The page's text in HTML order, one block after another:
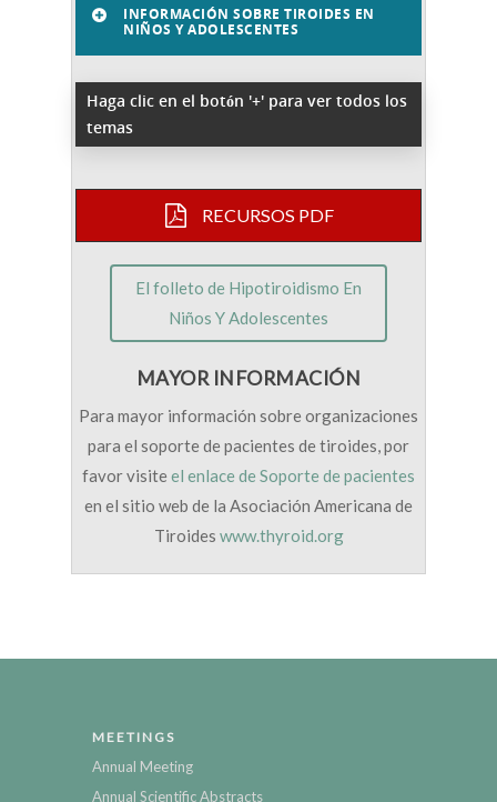
INFORMACIÓN SOBRE TIROIDES EN
NIÑOS Y ADOLESCENTES
Haga clic en el botón '+' para ver todos los
temas
RECURSOS PDF
El folleto de Hipotiroidismo En
Niños Y Adolescentes
MAYOR INFORMACIÓN
Para mayor información sobre organizaciones
para el soporte de pacientes de tiroides, por
favor visiteel enlace de Soporte de pacientes
en el sitio web de la Asociación Americana de
Tiroides www.thyroid.org
MEETINGS
Annual Meeting
Annual Scientific Abstracts